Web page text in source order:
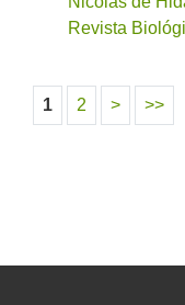
Revista
1 2 > >>